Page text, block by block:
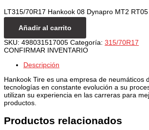
LT315/70R17 Hankook 08 Dynapro MT2
Añadir al carrito
SKU: 498031517005 Categoría: 315/70R17
CONFIRMAR INVENTARIO
Descripción
Hankook Tire es una empresa de
tecnologías en constante evolución a su
utilizan su experiencia en las carreras para
productos.
Productos relacionados